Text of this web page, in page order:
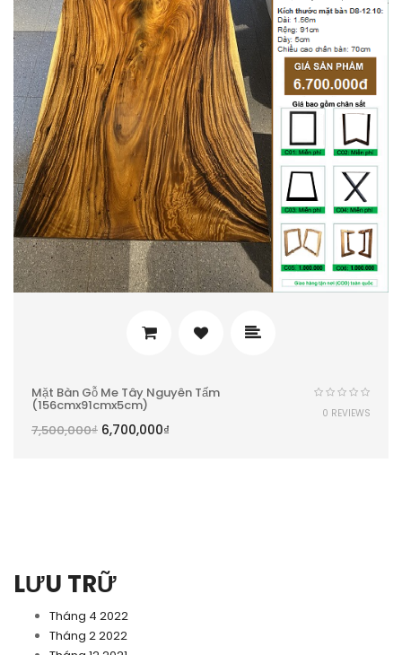
LƯU TRỮ
Tháng 4 2022
Tháng 2 2022
Mặt Bàn Gỗ Me Tây Nguyên Tấm
(156cmx91cmx5cm)
7,500,000₫ 6,700,000₫
0 REVIEWS